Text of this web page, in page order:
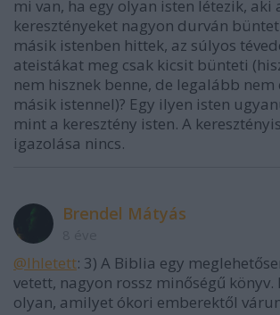
mi van, ha egy olyan isten létezik, aki
keresztényeket nagyon durván
másik istenben hittek, az súlyos
ateistákat meg csak kicsit bünteti
nem hisznek benne, de legalább nem
másik istennel)? Egy ilyen isten
mint a keresztény isten. A
igazolása nincs.
Brendel Mátyás
@Ihletett: 3) A Biblia egy
vetett, nagyon rossz minőségű könyv.
olyan, amilyet ókori emberektől